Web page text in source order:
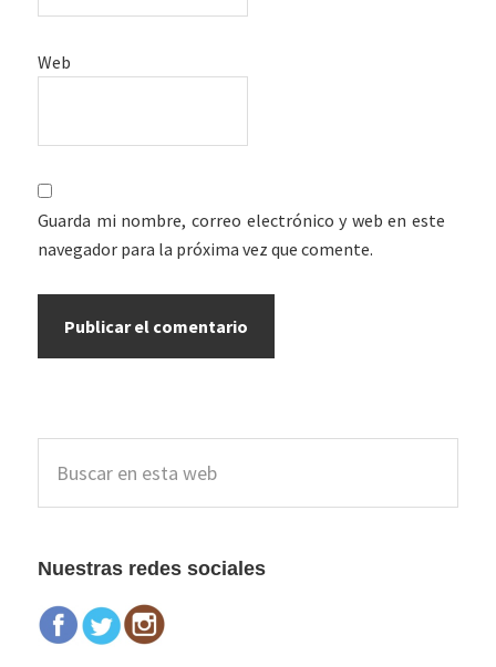
Web
Guarda mi nombre, correo electrónico y web en este
navegador para la próxima vez que comente.
Barra
lateral
esta
Nuestras redes sociales